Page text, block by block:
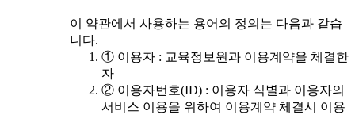
이 약관에서 사용하는 용어의 정의는 다음과 같습
니다.
① 이용자 : 교육정보원과 이용계약을 체결한
자
② 이용자번호(ID) : 이용자 식별과 이용자의
서비스 이용을 위하여 이용계약 체결시 이용